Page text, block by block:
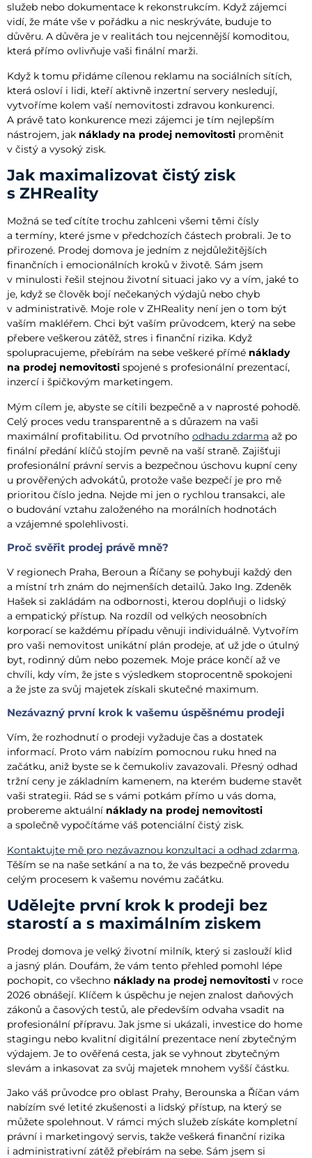
služeb nebo dokumentace k rekonstrukcím. Když zájemci
vidí, že máte vše v pořádku a nic neskrýváte, buduje to
důvěru. A důvěra je v realitách tou nejcennější komoditou,
která přímo ovlivňuje vaši finální marži.
Když k tomu přidáme cílenou reklamu na sociálních sítích,
která osloví i lidi, kteří aktivně inzertní servery nesledují,
vytvoříme kolem vaší nemovitosti zdravou konkurenci.
A právě tato konkurence mezi zájemci je tím nejlepším
nástrojem, jak náklady na prodej nemovitosti proměnit
v čistý a vysoký zisk.
Jak maximalizovat čistý zisk
s ZHReality
Možná se teď cítíte trochu zahlceni všemi těmi čísly
a termíny, které jsme v předchozích částech probrali. Je to
přirozené. Prodej domova je jedním z nejdůležitějších
finančních i emocionálních kroků v životě. Sám jsem
v minulosti řešil stejnou životní situaci jako vy a vím, jaké to
je, když se člověk bojí nečekaných výdajů nebo chyb
v administrativě. Moje role v ZHReality není jen o tom být
vaším makléřem. Chci být vaším průvodcem, který na sebe
přebere veškerou zátěž, stres i finanční rizika. Když
spolupracujeme, přebírám na sebe veškeré přímé náklady
na prodej nemovitosti spojené s profesionální prezentací,
inzercí i špičkovým marketingem.
Mým cílem je, abyste se cítili bezpečně a v naprosté pohodě.
Celý proces vedu transparentně a s důrazem na vaši
maximální profitabilitu. Od prvotního odhadu zdarma až po
finální předání klíčů stojím pevně na vaší straně. Zajišťuji
profesionální právní servis a bezpečnou úschovu kupní ceny
u prověřených advokátů, protože vaše bezpečí je pro mě
prioritou číslo jedna. Nejde mi jen o rychlou transakci, ale
o budování vztahu založeného na morálních hodnotách
a vzájemné spolehlivosti.
Proč svěřit prodej právě mně?
V regionech Praha, Beroun a Říčany se pohybuji každý den
a místní trh znám do nejmenších detailů. Jako Ing. Zdeněk
Hašek si zakládám na odbornosti, kterou doplňuji o lidský
a empatický přístup. Na rozdíl od velkých neosobních
korporací se každému případu věnuji individuálně. Vytvořím
pro vaši nemovitost unikátní plán prodeje, ať už jde o útulný
byt, rodinný dům nebo pozemek. Moje práce končí až ve
chvíli, kdy vím, že jste s výsledkem stoprocentně spokojeni
a že jste za svůj majetek získali skutečné maximum.
Nezávazný první krok k vašemu úspěšnému prodeji
Vím, že rozhodnutí o prodeji vyžaduje čas a dostatek
informací. Proto vám nabízím pomocnou ruku hned na
začátku, aniž byste se k čemukoliv zavazovali. Přesný odhad
tržní ceny je základním kamenem, na kterém budeme stavět
vaši strategii. Rád se s vámi potkám přímo u vás doma,
probereme aktuální náklady na prodej nemovitosti
a společně vypočítáme váš potenciální čistý zisk.
Kontaktujte mě pro nezávaznou konzultaci a odhad zdarma.
Těším se na naše setkání a na to, že vás bezpečně provedu
celým procesem k vašemu novému začátku.
Udělejte první krok k prodeji bez
starostí a s maximálním ziskem
Prodej domova je velký životní milník, který si zaslouží klid
a jasný plán. Doufám, že vám tento přehled pomohl lépe
pochopit, co všechno náklady na prodej nemovitosti v roce
2026 obnášejí. Klíčem k úspěchu je nejen znalost daňových
zákonů a časových testů, ale především odvaha vsadit na
profesionální přípravu. Jak jsme si ukázali, investice do home
stagingu nebo kvalitní digitální prezentace není zbytečným
výdajem. Je to ověřená cesta, jak se vyhnout zbytečným
slevám a inkasovat za svůj majetek mnohem vyšší částku.
Jako váš průvodce pro oblast Prahy, Berounska a Říčan vám
nabízím své letité zkušenosti a lidský přístup, na který se
můžete spolehnout. V rámci mých služeb získáte kompletní
právní i marketingový servis, takže veškerá finanční rizika
i administrativní zátěž přebírám na sebe. Sám jsem si